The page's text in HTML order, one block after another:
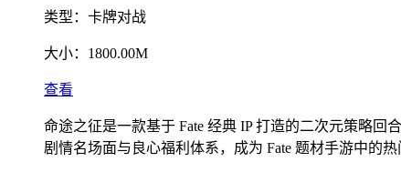
类型： 卡牌对战
大小： 1800.00M
查看
命途之征是一款基于 Fate 经典 IP 打造的二次元策略
剧情名场面与良心福利体系，成为 Fate 题材手游中的热